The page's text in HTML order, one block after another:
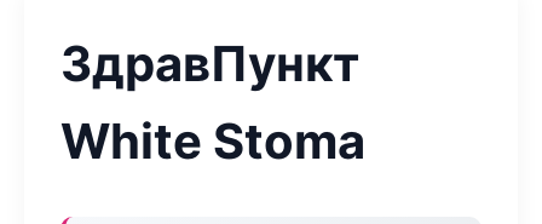
ЗдравПункт
White Stoma